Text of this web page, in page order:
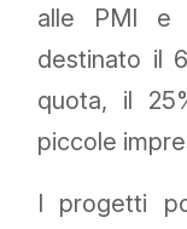
alle PMI e
destinato il
quota, il
piccole
I progetti